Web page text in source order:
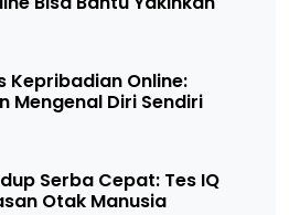
Kepribadian Online:
Mengenal Diri Sendiri
Serba Cepat: Tes IQ
Otak Manusia